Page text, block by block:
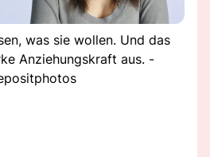
was sie wollen. Und das
Anziehungskraft aus. -